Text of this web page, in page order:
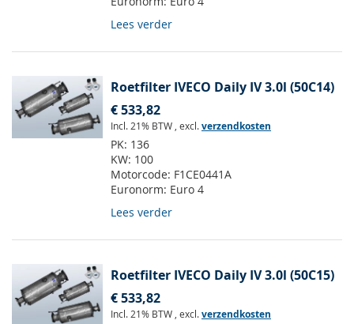
Lees verder
Roetfilter IVECO Daily IV 3.0l (50C14)
€ 533,82
Incl. 21% BTW , excl.verzendkosten
PK: 136
KW: 100
Motorcode: F1CE0441A
Euronorm: Euro 4
Lees verder
Roetfilter IVECO Daily IV 3.0l (50C15)
€ 533,82
Incl. 21% BTW , excl.verzendkosten